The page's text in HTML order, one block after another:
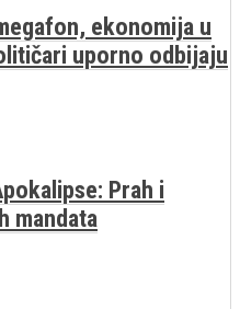
ekonomija u
uporno odbijaju
Prah i
mandata